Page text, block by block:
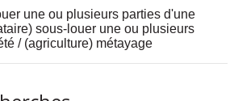
une ou plusieurs parties d'une
sous-louer une ou plusieurs
/ (agriculture) métayage